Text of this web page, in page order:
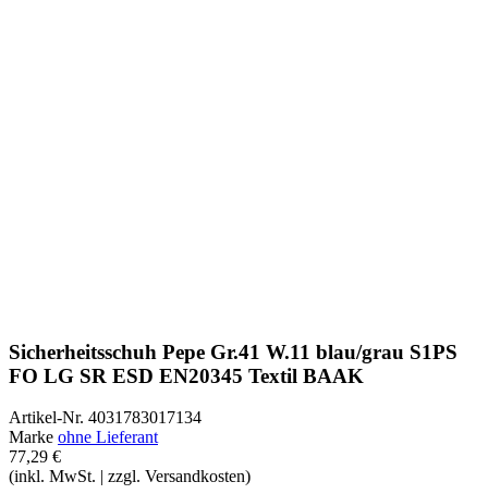
Sicherheitsschuh Pepe Gr.41 W.11 blau/grau S1PS
FO LG SR ESD EN20345 Textil BAAK
Artikel-Nr. 4031783017134
Marke ohne Lieferant
77,29 €
(inkl. MwSt. | zzgl. Versandkosten)